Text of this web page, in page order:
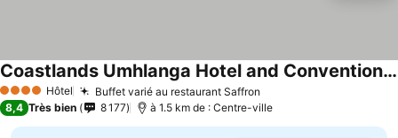
4 Étoiles Hôtel Buffet varié au restaurant Saffron
Coastlands Umhlanga Hotel and Convention Centre
8,4 Très bien 8 177 à 1.5 km de : Centre-ville